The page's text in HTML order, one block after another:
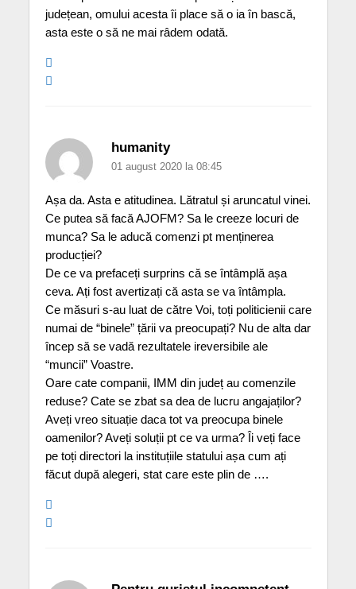
județean, omului acesta îi place să o ia în bască,
asta este o să ne mai râdem odată.
humanity
01 august 2020 la 08:45
Așa da. Asta e atitudinea. Lătratul și aruncatul vinei.
Ce putea să facă AJOFM? Sa le creeze locuri de
munca? Sa le aducă comenzi pt menținerea
producției?
De ce va prefaceți surprins că se întâmplă așa
ceva. Ați fost avertizați că asta se va întâmpla.
Ce măsuri s-au luat de către Voi, toți politicienii care
numai de “binele” țării va preocupați? Nu de alta dar
încep să se vadă rezultatele ireversibile ale
“muncii” Voastre.
Oare cate companii, IMM din județ au comenzile
reduse? Cate se zbat sa dea de lucru angajaților?
Aveți vreo situație daca tot va preocupa binele
oamenilor? Aveți soluții pt ce va urma? Îi veți face
pe toți directori la instituțiile statului așa cum ați
făcut după alegeri, stat care este plin de ….